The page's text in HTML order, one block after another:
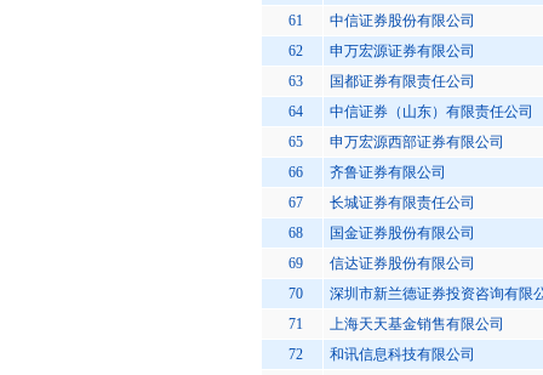
61
中信证券股份有限公司
62
申万宏源证券有限公司
63
国都证券有限责任公司
64
中信证券（山东）有限责任公司
65
申万宏源西部证券有限公司
66
齐鲁证券有限公司
67
长城证券有限责任公司
68
国金证券股份有限公司
69
信达证券股份有限公司
70
深圳市新兰德证券投资咨询有限
71
上海天天基金销售有限公司
72
和讯信息科技有限公司